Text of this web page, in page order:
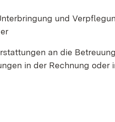
und
an die
in der Rechnung oder